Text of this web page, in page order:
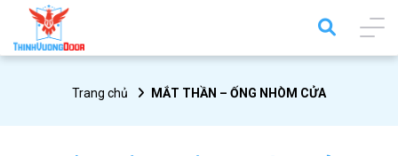
Trang chủ MẮT THẦN – ỐNG NHÒM CỬA